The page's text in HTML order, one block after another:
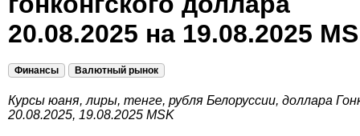
20.08.2025 на 19.08.2025
Финансы Валютный рынок
Курсы юаня, лиры, тенге, рубля Белоруссии, доллара
20.08.2025, 19.08.2025 MSK